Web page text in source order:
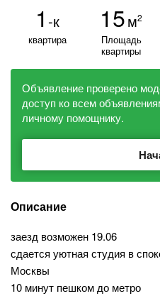
1 -к
квартира
15м2
Площадь
квартиры
Объявление проверено
доступ ко всем
личному помощнику.
Описание
заезд возможен 19.06
сдается уютная студия в
Москвы
10 минут пешком до метро